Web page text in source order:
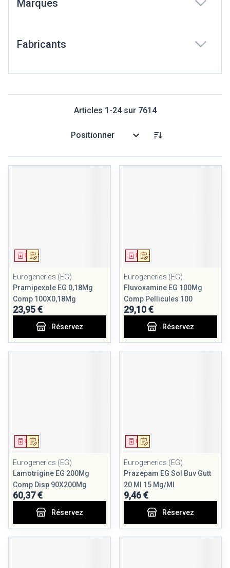
Marques
Fabricants
Articles 1 -24sur 7614
Trier par:
Sur prescription
Médicament
Eurogenerics (EG)
Pramipexole EG 0,18Mg
Comp 100X0,18Mg
23,95 €
Réservez
Sur prescription
Médicament
Eurogenerics (EG)
Fluvoxamine EG 100Mg
Comp Pellicules 100
29,10 €
Réservez
Sur prescription
Médicament
Eurogenerics (EG)
Lamotrigine EG 200Mg
Comp Disp 90X200Mg
60,37 €
Réservez
Sur prescription
Médicament
Eurogenerics (EG)
Prazepam EG Sol Buv Gutt
20 Ml 15 Mg/Ml
9,46 €
Réservez